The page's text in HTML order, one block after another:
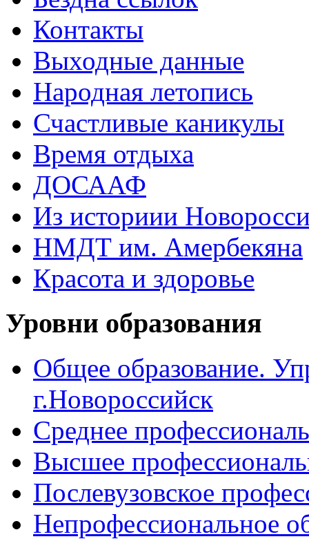
Контакты
Выходные данные
Народная летопись
Счастливые каникулы
Время отдыха
ДОСААФ
Из историии
НМДТ им. Амербекяна
Красота и здоровье
Уровни образования
Общее образование.
г.Новороссийск
Среднее
Высшее
Послевузовское
Непрофессиональное